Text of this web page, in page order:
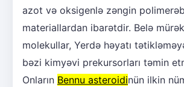
azot və oksigenlə zəngin
materiallardan ibarətdir. Belə
molekullar, Yerdə həyatı
bəzi kimyəvi prekursorları təmin
Onların Bennu asteroidinün ilkin